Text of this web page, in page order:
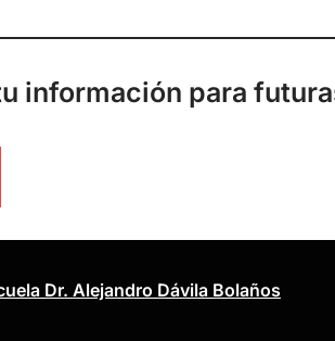
información para
Dr. Alejandro Dávila Bolaños